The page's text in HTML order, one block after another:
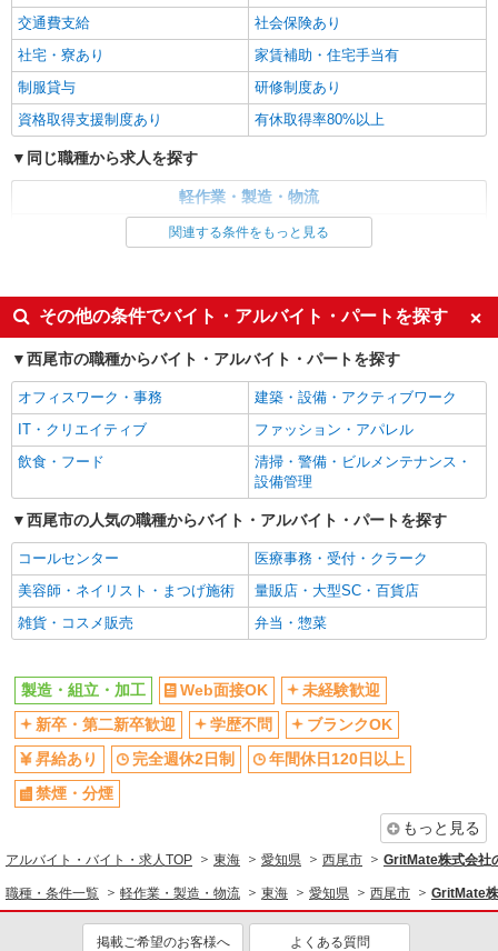
交通費支給
社会保険あり
社宅・寮あり
家賃補助・住宅手当有
制服貸与
研修制度あり
資格取得支援制度あり
有休取得率80%以上
同じ職種から求人を探す
軽作業・製造・物流
未経験歓迎
車通勤OK
交通費支給
社会保険あり
社宅・寮あり
関連する条件をもっと見る
その他の条件でバイト・アルバイト・パートを探す
西尾市の職種からバイト・アルバイト・パートを探す
オフィスワーク・事務
建築・設備・アクティブワーク
IT・クリエイティブ
ファッション・アパレル
飲食・フード
清掃・警備・ビルメンテナンス・
設備管理
西尾市の人気の職種からバイト・アルバイト・パートを探す
コールセンター
医療事務・受付・クラーク
美容師・ネイリスト・まつげ施術
量販店・大型SC・百貨店
雑貨・コスメ販売
弁当・惣菜
製造・組立・加工 Web面接OK
未経験歓迎
新卒・第二新卒歓迎
学歴不問
ブランクOK
昇給あり
完全週休2日制
年間休日120日以上
禁煙・分煙
もっと見る
アルバイト・バイト・求人TOP 東海 愛知県 西尾市 GritMate株式会社
職種・条件一覧 軽作業・製造・物流 東海 愛知県 西尾市 GritMate
掲載ご希望のお客様へ よくある質問